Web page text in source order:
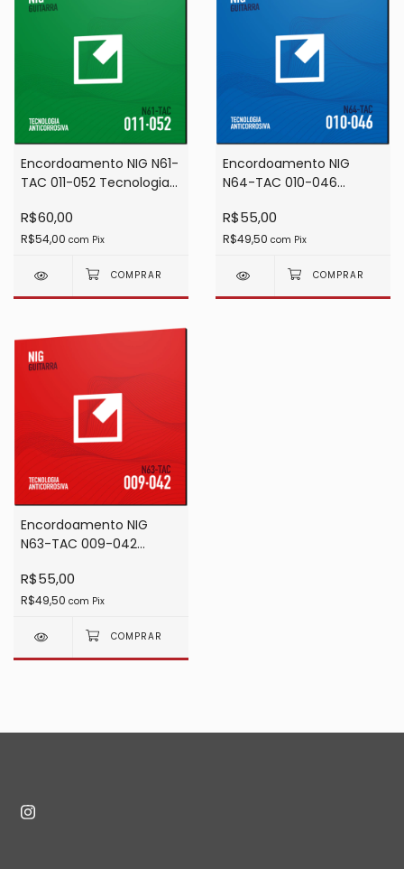
Encordoamento NIG N61-
TAC 011-052 Tecnologia
R$60,00
R$54,00 com Pix
Encordoamento NIG
N64-TAC 010-046
6 Cordas
R$55,00
R$49,50 com Pix
Encordoamento NIG
N63-TAC 009-042
6 Cordas
R$55,00
R$49,50 com Pix